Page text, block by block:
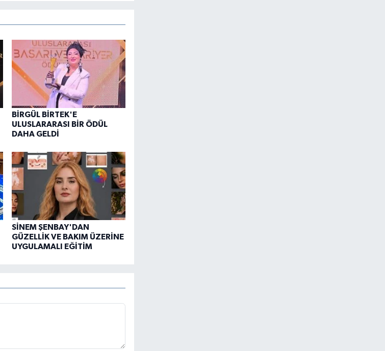
BİRGÜL BİRTEK'E
ULUSLARARASI BİR ÖDÜL
DAHA GELDİ
SİNEM ŞENBAY'DAN
GÜZELLİK VE BAKIM ÜZERİNE
UYGULAMALI EĞİTİM